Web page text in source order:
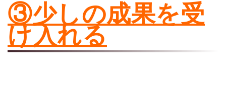
③少しの成果を受
け入れる